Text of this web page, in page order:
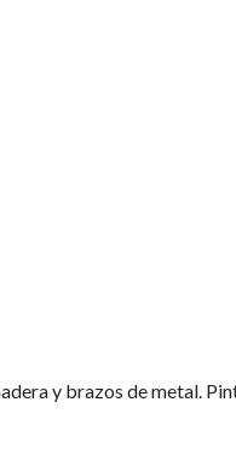
y brazos de metal.